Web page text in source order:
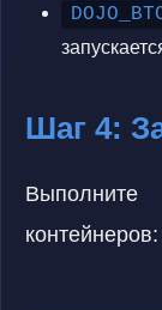
Шаг 4:
контейнеров: